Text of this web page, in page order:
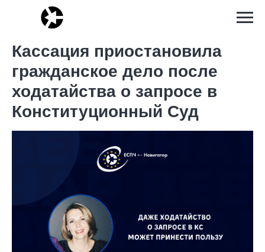
Кассация приостановила
гражданское дело после
ходатайства о запросе в
Конституционный Суд